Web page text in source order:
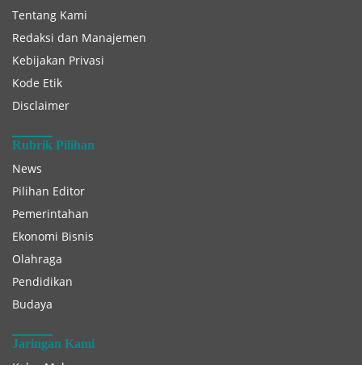
Tentang Kami
Redaksi dan Manajemen
Kebijakan Privasi
Kode Etik
Disclaimer
Rubrik Pilihan
News
Pilihan Editor
Pemerintahan
Ekonomi Bisnis
Olahraga
Pendidikan
Budaya
Jaringan Kami